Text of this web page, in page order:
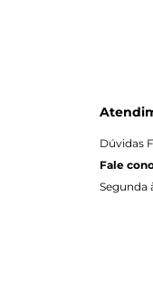
Dúvidas
Fale
Segunda